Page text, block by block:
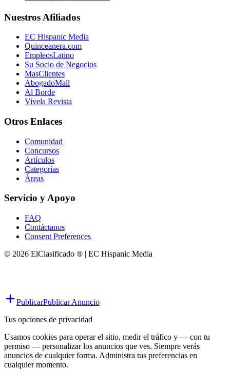
Nuestros Afiliados
EC Hispanic Media
Quinceanera.com
EmpleosLatino
Su Socio de Negocios
MasClientes
AbogadoMall
Al Borde
Vivela Revista
Otros Enlaces
Comunidad
Concursos
Artículos
Categorías
Áreas
Servicio y Apoyo
FAQ
Contáctanos
Consent Preferences
© 2026 ElClasificado ® | EC Hispanic Media
PublicarPublicar Anuncio
Tus opciones de privacidad
Usamos cookies para operar el sitio, medir el tráfico y — con tu
permiso — personalizar los anuncios que ves. Siempre verás
anuncios de cualquier forma. Administra tus preferencias en
cualquier momento.